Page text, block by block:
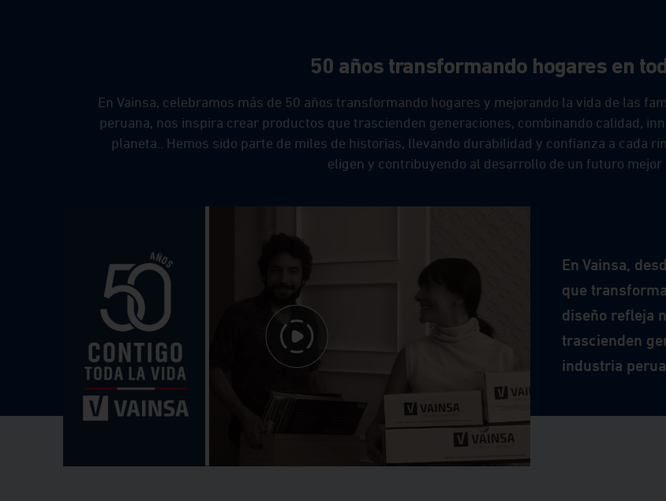
Repuestos
Gasfitería
50 años transformando hogares en
En Vainsa, celebramos más de 50 años transformando hogares y mejorando la vida de las
peruana, nos inspira crear productos que trascienden generaciones, combinando calidad,
planeta.. Hemos sido parte de miles de historias, llevando durabilidad y confianza a cada
eligen y contribuyendo al desarrollo de un futuro mejor
En Vainsa,
que
diseño refleja
trascienden
industria